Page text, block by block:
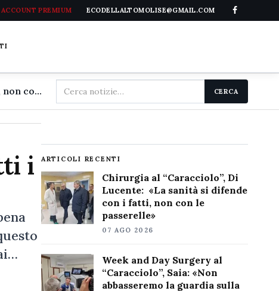
PREMIUM ECODELLALTOMOLISE@GMAIL.COM
Chirurgia al "Caracciolo", Di Lucente: «La sanità si difende con i fatti, non con le passerelle»
Cerca
nel
CERCA
i ARTICOLI RECENTI
Chirurgia al “Caracciolo”, Di
Lucente: «La sanità si difende
con i fatti, non con le
passerelle»
07 AGO 2026
Week and Day Surgery al
“Caracciolo”, Saia: «Non
abbasseremo la guardia sulla